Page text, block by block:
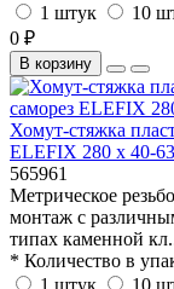
1 штук
10
0 ₽
В корзину
Хомут-стяжка
ELEFIX 280 х 40-63
565961
Метрическое
монтаж с
типах каменной
* Количество в
1 штук
10